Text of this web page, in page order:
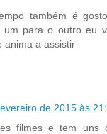
também é
um para o outro eu
anima a assistir
de 2015 às
filmes e tem uns